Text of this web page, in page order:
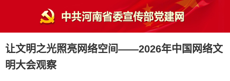
让文明之光照亮网络空间——2026年中国网络文
明大会观察